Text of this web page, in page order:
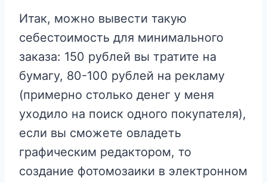
Итак, можно вывести такую
себестоимость для минимального
заказа: 150 рублей вы тратите на
бумагу, 80-100 рублей на рекламу
(примерно столько денег у меня
уходило на поиск одного покупателя),
если вы сможете овладеть
графическим редактором, то
создание фотомозаики в электронном